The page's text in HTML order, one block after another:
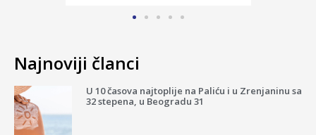
Najnoviji članci
U 10 časova najtoplije na Paliću i u Zrenjaninu sa
32 stepena, u Beogradu 31